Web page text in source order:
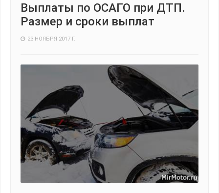
Выплаты по ОСАГО при ДТП.
Размер и сроки выплат
23 НОЯБРЯ 2017 Г.